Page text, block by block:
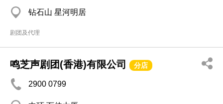
钻石山 星河明居
剧团及代理
鸣芝声剧团(香港)有限公司 分店
2900 0799